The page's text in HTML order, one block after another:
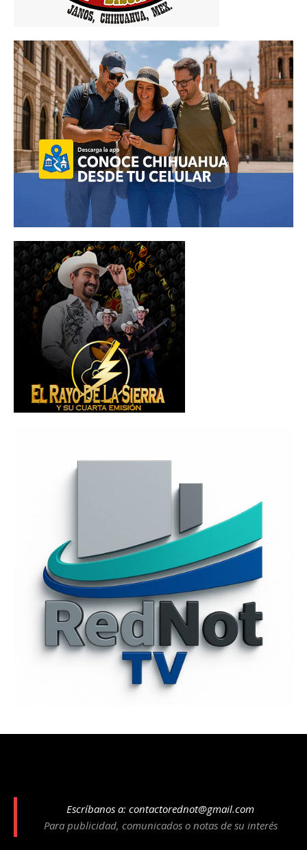
Escríbanos a: contactorednot@gmail.com
Para publicidad, comunicados o notas de su interés